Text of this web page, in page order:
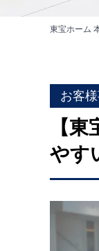
東宝ホーム
お客様
【
やす